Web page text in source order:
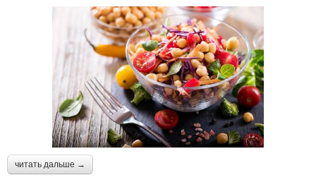
читать дальше →